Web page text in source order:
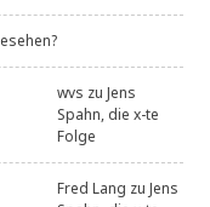
wvs zuJens
Spahn, die x-te
Folge
Fred Lang zuJens